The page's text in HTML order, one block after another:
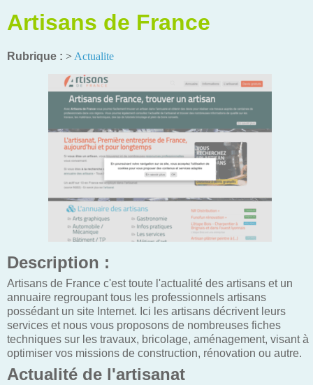
Artisans de France
Rubrique : > Actualite
Description :
Artisans de France c'est toute l'actualité des artisans et un
annuaire regroupant tous les professionnels artisans
possédant un site Internet. Ici les artisans décrivent leurs
services et nous vous proposons de nombreuses fiches
techniques sur les travaux, bricolage, aménagement, visant à
optimiser vos missions de construction, rénovation ou autre.
Actualité de l'artisanat